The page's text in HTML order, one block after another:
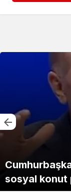
sosyal konut